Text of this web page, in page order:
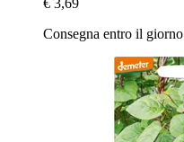
€ 3,69
Consegna entro il